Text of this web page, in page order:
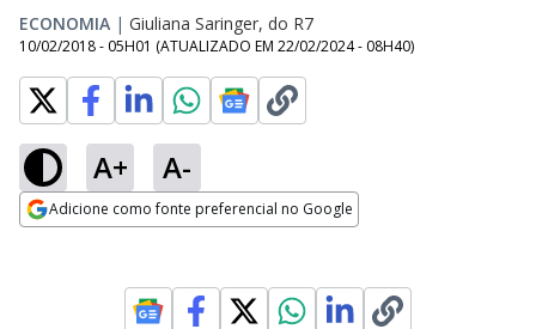
ECONOMIA | Giuliana Saringer, do R7
10/02/2018 - 05H01 (ATUALIZADO EM 22/02/2024 - 08H40)
A+ A-
Adicione como fonte preferencial no Google